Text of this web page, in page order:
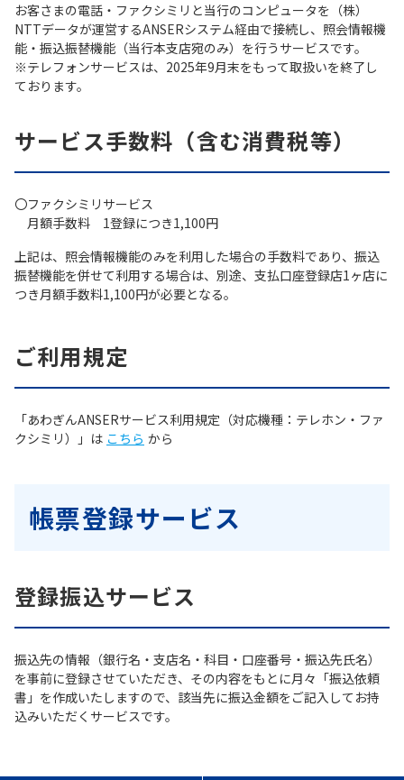
お客さまの電話・ファクシミリと当行のコンピュータを（株）
NTTデータが運営するANSERシステム経由で接続し、照会情報機
能・振込振替機能（当行本支店宛のみ）を行うサービスです。
※テレフォンサービスは、2025年9月末をもって取扱いを終了し
ております。
サービス手数料（含む消費税等）
〇ファクシミリサービス
月額手数料 1登録につき1,100円
上記は、照会情報機能のみを利用した場合の手数料であり、振込
振替機能を併せて利用する場合は、別途、支払口座登録店1ヶ店に
つき月額手数料1,100円が必要となる。
ご利用規定
「あわぎんANSERサービス利用規定（対応機種：テレホン・ファ
クシミリ）」は こちら から
帳票登録サービス
登録振込サービス
振込先の情報（銀行名・支店名・科目・口座番号・振込先氏名）
を事前に登録させていただき、その内容をもとに月々「振込依頼
書」を作成いたしますので、該当先に振込金額をご記入してお持
込みいただくサービスです。